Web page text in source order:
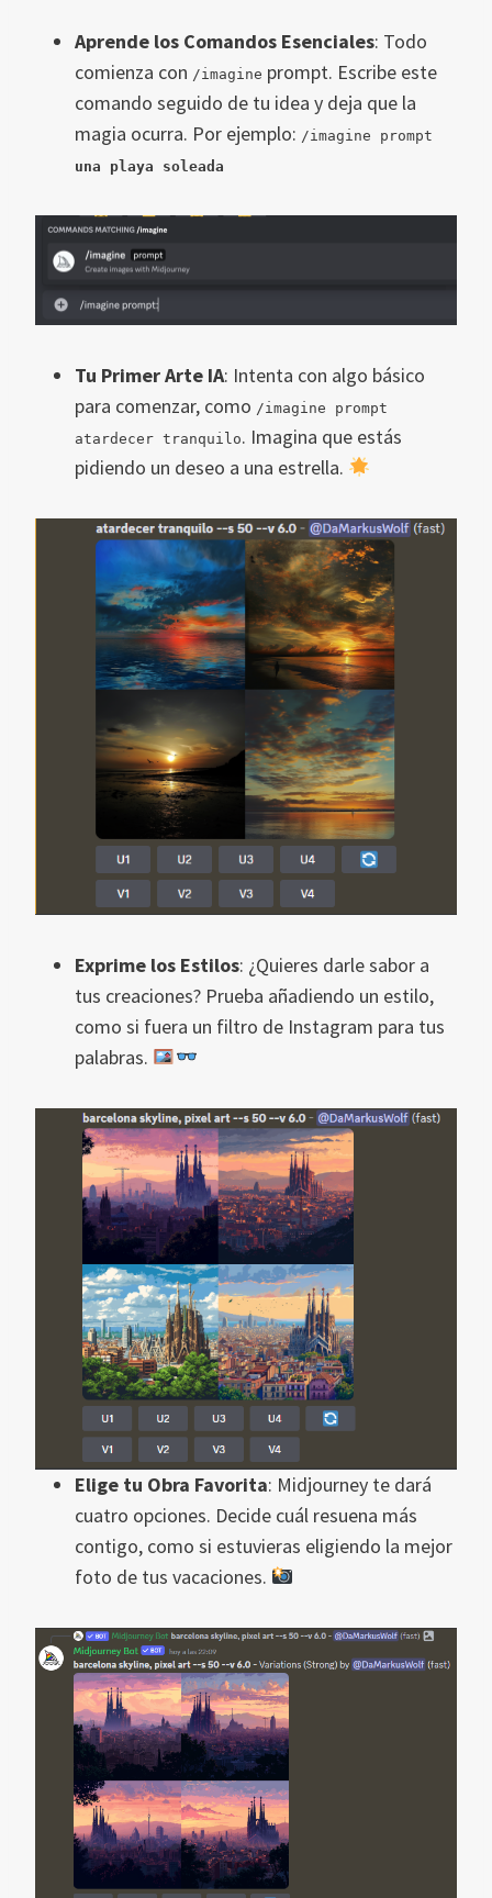
Aprende los Comandos Esenciales: Todo
comienza con /imagine prompt. Escribe este
comando seguido de tu idea y deja que la
magia ocurra. Por ejemplo: /imagine prompt
una playa soleada
Tu Primer Arte IA: Intenta con algo básico
para comenzar, como /imagine prompt
atardecer tranquilo. Imagina que estás
pidiendo un deseo a una estrella.
Exprime los Estilos: ¿Quieres darle sabor a
tus creaciones? Prueba añadiendo un estilo,
como si fuera un filtro de Instagram para tus
palabras.
Elige tu Obra Favorita: Midjourney te dará
cuatro opciones. Decide cuál resuena más
contigo, como si estuvieras eligiendo la mejor
foto de tus vacaciones.